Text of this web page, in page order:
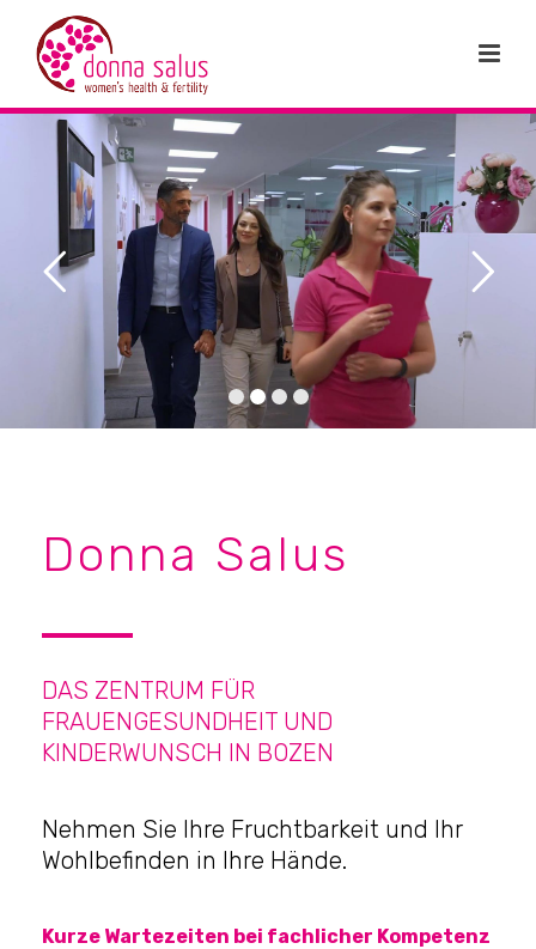
Donna Salus
DAS ZENTRUM FÜR
FRAUENGESUNDHEIT UND
KINDERWUNSCH IN BOZEN
Nehmen Sie Ihre Fruchtbarkeit und Ihr
Wohlbefinden in Ihre Hände.
Kurze Wartezeiten bei fachlicher Kompetenz